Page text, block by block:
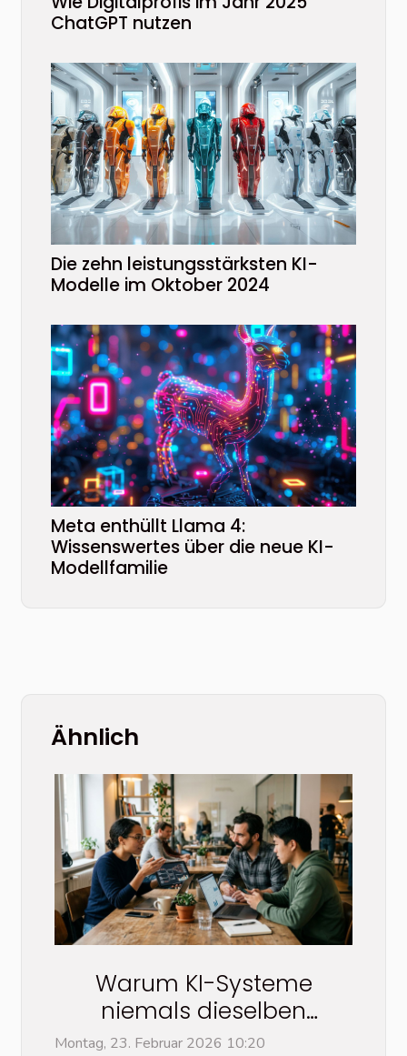
ChatGPT nutzen
Die zehn leistungsstärksten KI-
Modelle im Oktober 2024
Meta enthüllt Llama 4:
Wissenswertes über die neue KI-
Modellfamilie
Ähnlich
Warum KI-Systeme
niemals dieselben
Empfehlungen geben
Montag, 23. Februar 2026 10:20